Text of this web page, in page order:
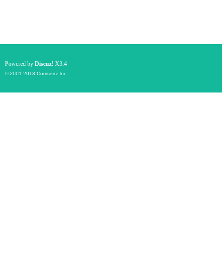
Powered by Discuz! X3.4
© 2001-2013 Comsenz Inc.